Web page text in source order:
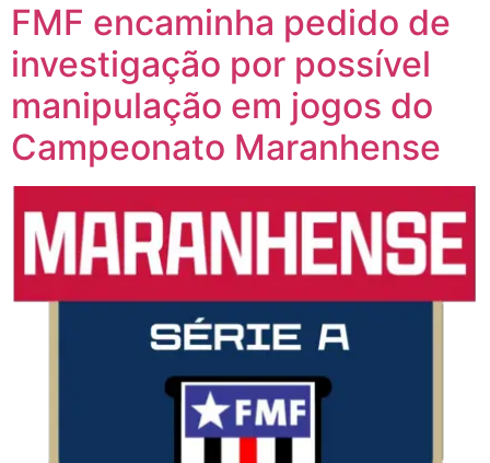
FMF encaminha pedido de
investigação por possível
manipulação em jogos do
Campeonato Maranhense